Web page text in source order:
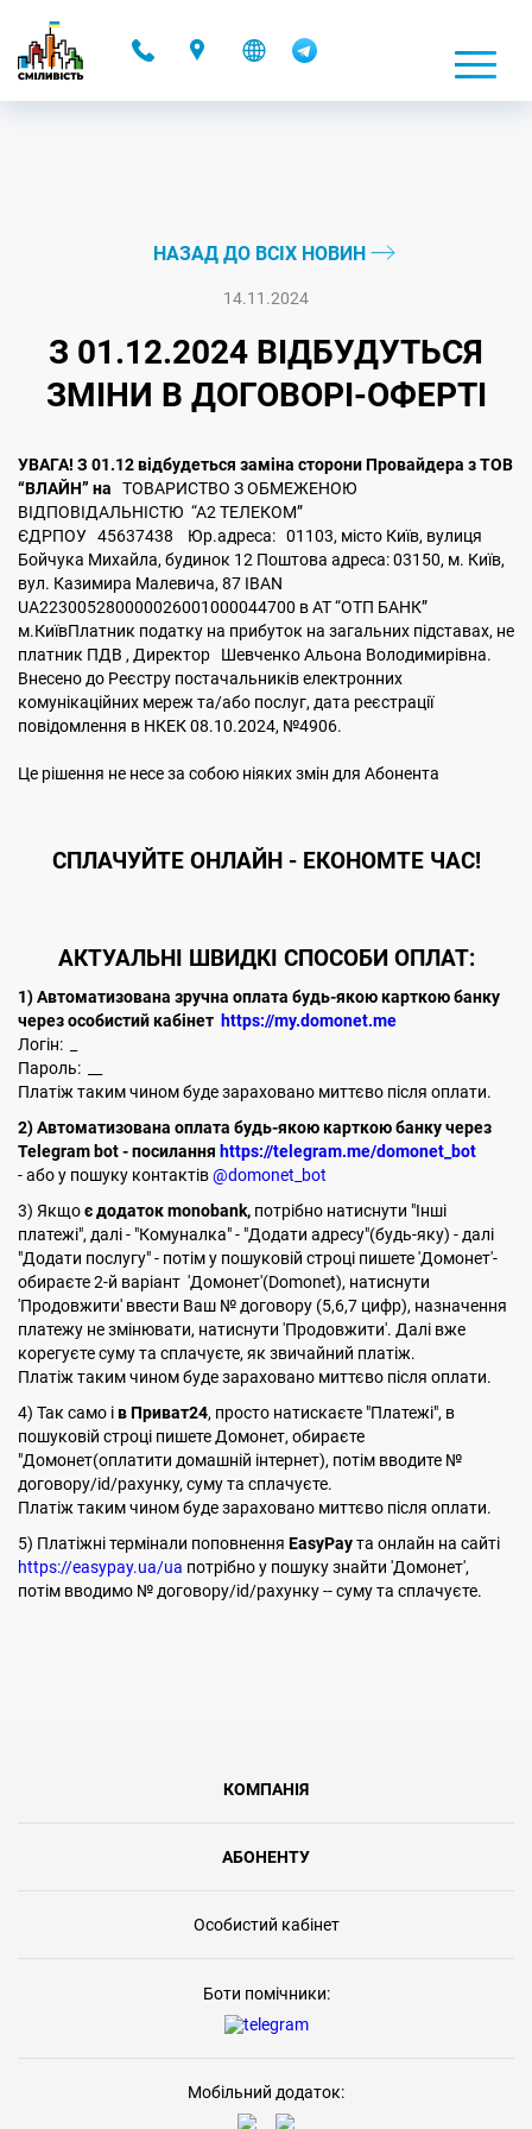
НАЗАД ДО ВСІХ НОВИН
14.11.2024
З 01.12.2024 ВІДБУДУТЬСЯ
ЗМІНИ В ДОГОВОРІ-ОФЕРТІ
УВАГА! З 01.12 відбудеться заміна сторони Провайдера з ТОВ
“ВЛАЙН” на
ТОВАРИСТВО З ОБМЕЖЕНОЮ
ВІДПОВІДАЛЬНІСТЮ “А2 ТЕЛЕКОМ”
ЄДРПОУ 45637438 Юр.адреса: 01103, місто Київ, вулиця
Бойчука Михайла, будинок 12 Поштова адреса: 03150, м. Київ,
вул. Казимира Малевича, 87 IBAN
UA223005280000026001000044700 в АТ “ОТП БАНК”
м.КиївПлатник податку на прибуток на загальних підставах, не
платник ПДВ , Директор Шевченко Альона Володимирівна.
Внесено до Реєстру постачальників електронних
комунікаційних мереж та/або послуг, дата реєстрації
повідомлення в НКЕК 08.10.2024, №4906.
Це рішення не несе за собою ніяких змін для Абонента
CПЛАЧУЙТЕОНЛАЙН - ЕКОНОМТЕ ЧАС!
АКТУАЛЬНІ ШВИДКІ СПОСОБИ ОПЛАТ:
1) Автоматизована зручна оплата будь-якою карткою банку
через особистий кабінет https://my.domonet.me
Логін: _
Пароль: __
Платіж таким чином буде зараховано миттєво після оплати.
2) Автоматизована оплата будь-якою карткою банку через
Telegram bot - посилання https://telegram.me/domonet_bot
- або у пошуку контактів@domonet_bot
3) Якщоє додаток monobank, потрібно натиснути "Інші
платежі", далі - "Комуналка" - "Додати адресу"(будь-яку) - далі
"Додати послугу" - потім у пошуковій строці пишете 'Домонет'-
обираєте 2-й варіант 'Домонет'(Domonet), натиснути
'Продовжити' ввести Ваш № договору (5,6,7 цифр), назначення
платежу не змінювати, натиснути 'Продовжити'. Далі вже
корегуєте суму та сплачуєте, як звичайний платіж.
Платіж таким чином буде зараховано миттєво після оплати.
4) Так само ів Приват24, просто натискаєте "Платежі", в
пошуковій строці пишете Домонет, обираєте
"Домонет(оплатити домашній інтернет), потім вводите №
договору/id/рахунку, суму та сплачуєте.
Платіж таким чином буде зараховано миттєво після оплати.
5) Платіжні термінали поповнення EasyPayта онлайн на сайті
https://easypay.ua/ua потрібно у пошуку знайти 'Домонет',
потім вводимо № договору/id/рахунку -- суму та сплачуєте.
КОМПАНІЯ
АБОНЕНТУ
Особистий кабінет
Боти помічники:
Мобільний додаток: